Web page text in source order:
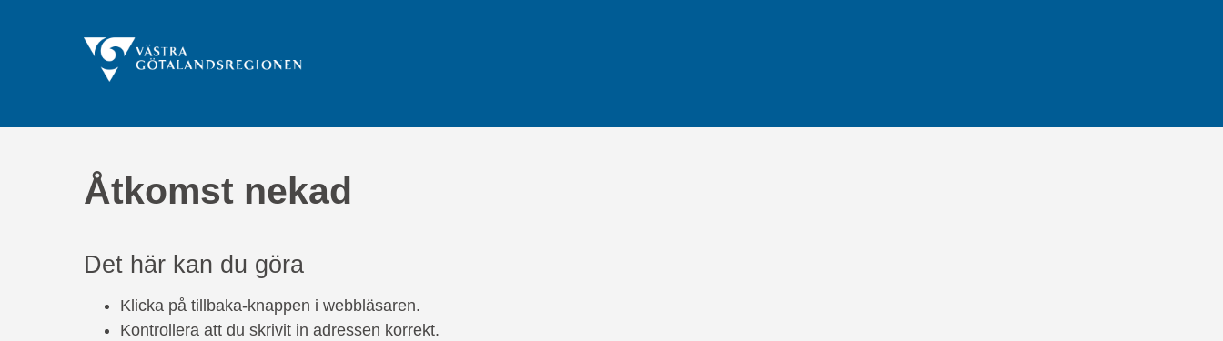
Åtkomst nekad
Det här kan du göra
Klicka på tillbaka-knappen i webbläsaren.
Kontrollera att du skrivit in adressen korrekt.